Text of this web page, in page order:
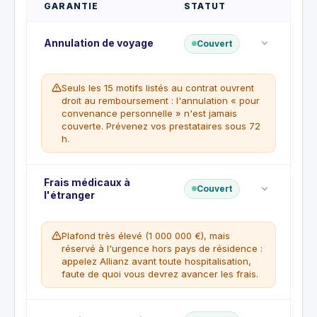
GARANTIE STATUT
Annulation de voyage Couvert
Seuls les 15 motifs listés au contrat ouvrent
droit au remboursement : l'annulation « pour
convenance personnelle » n'est jamais
couverte. Prévenez vos prestataires sous 72
h.
Franchise:€20
Rembourse les frais de voyage prépayés et non
frais de modification) lorsque vous devez annuler
avant le départ pour l'un des 15 motifs prévus au
contrat, jusqu'à 10 000 € par voyage. Une
franchise de 20 € par bénéficiaire s'applique. Vous
devez prévenir tous vos prestataires de voyage
motif, sinon la part de remboursement perdue à
Frais médicaux à
l'étranger
Couvert
Plafond très élevé (1 000 000 €), mais
réservé à l'urgence hors pays de résidence :
appelez Allianz avant toute hospitalisation,
faute de quoi vous devrez avancer les frais.